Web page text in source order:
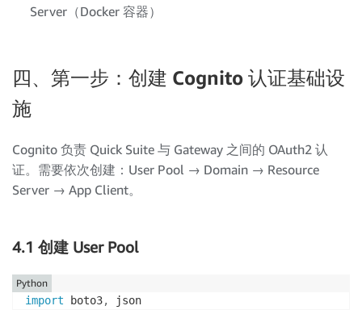
Server（Docker 容器）
四、第一步：创建 Cognito 认证基础设
施
Cognito 负责 Quick Suite 与 Gateway 之间的 OAuth2 认
证。需要依次创建：User Pool → Domain → Resource
Server → App Client。
4.1 创建 User Pool
import boto3, json
Python